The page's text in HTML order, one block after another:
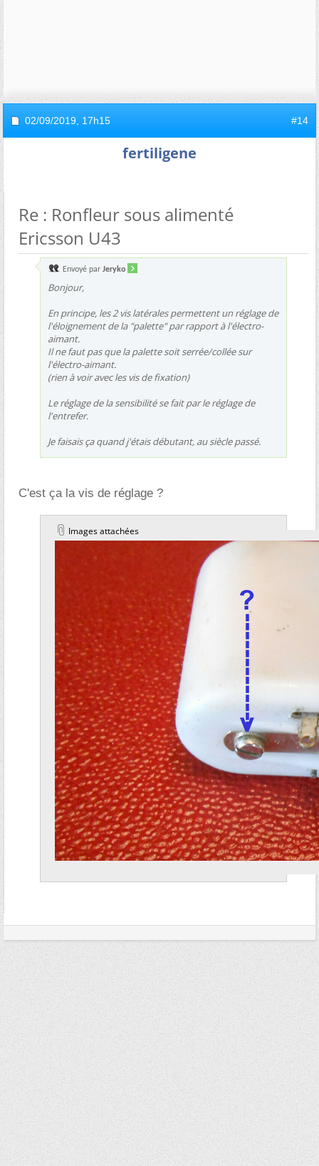
02/09/2019, 17h15 #14
fertiligene
Re : Ronfleur sous alimenté
Ericsson U43
Envoyé par Jeryko
Bonjour,
En principe, les 2 vis latérales permettent un réglage de
l'éloignement de la "palette" par rapport à l'électro-
aimant.
Il ne faut pas que la palette soit serrée/collée sur
l'électro-aimant.
(rien à voir avec les vis de fixation)
Le réglage de la sensibilité se fait par le réglage de
l'entrefer.
Je faisais ça quand j'étais débutant, au siècle passé.
C'est ça la vis de réglage ?
Images attachées